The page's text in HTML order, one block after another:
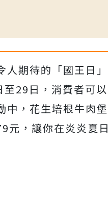
人期待的「國王日
29日，消費者可
中，花生培根牛肉
元，讓你在炎炎夏